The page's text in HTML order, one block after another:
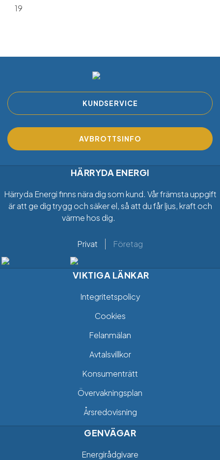
19
KUNDSERVICE
AVBROTTSINFO
HÄRRYDA ENERGI
Härryda Energi finns nära dig som kund. Vår främsta uppgift
är att ge dig trygg och säker el, så att du får ljus, kraft och
värme hos dig.
Privat Företag
VIKTIGA LÄNKAR
Integritetspolicy
Cookies
Felanmälan
Avtalsvillkor
Konsumenträtt
Övervakningsplan
Årsredovisning
GENVÄGAR
Energirådgivare